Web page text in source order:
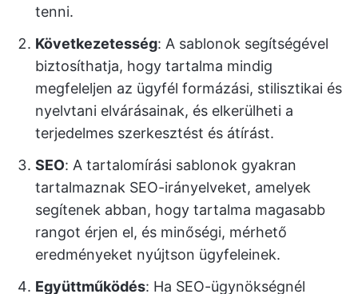
tenni.
Következetesség: A sablonok segítségével
biztosíthatja, hogy tartalma mindig
megfeleljen az ügyfél formázási, stilisztikai és
nyelvtani elvárásainak, és elkerülheti a
terjedelmes szerkesztést és átírást.
SEO: A tartalomírási sablonok gyakran
tartalmaznak SEO-irányelveket, amelyek
segítenek abban, hogy tartalma magasabb
rangot érjen el, és minőségi, mérhető
eredményeket nyújtson ügyfeleinek.
Együttműködés: Ha SEO-ügynökségnél